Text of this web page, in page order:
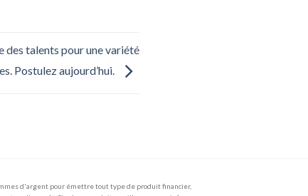
des talents pour une variété
Postulez aujourd’hui.
d'argent pour émettre tout type de produit financier,